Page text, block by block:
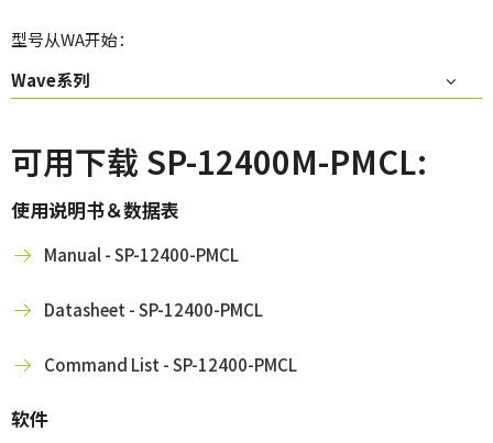
型号从WA开始：
Wave系列
可用下载 SP-12400M-PMCL:
使用说明书＆数据表
Manual - SP-12400-PMCL
Datasheet - SP-12400-PMCL
Command List - SP-12400-PMCL
软件